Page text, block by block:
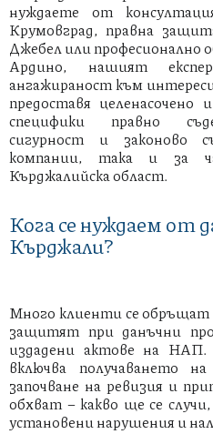
нуждаете от
Крумовград, правна
Джебел или професионално
Ардино, нашият
ангажираност към
предоставя
специфики правно
сигурност и законово
компании, така и за
Кърджалийска област.
Кога се нуждаем от
Кърджали?
Много клиенти се обръщат
защитят при данъчни
издадени актове на
включва получаването
започване на ревизия и
обхват – какво ще се
установени нарушения и